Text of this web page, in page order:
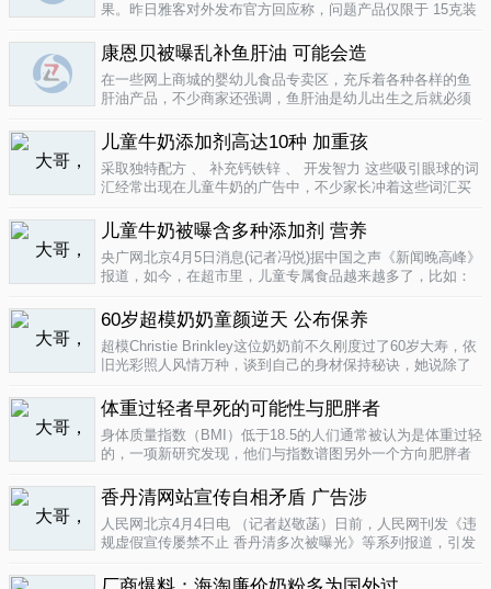
果。昨日雅客对外发布官方回应称，问题产品仅限于 15克装
生产该产品，并将嘉利达明胶原料全部封存。对已上市流通
产品，雅客表示已于3月15..
康恩贝被曝乱补鱼肝油 可能会造
在一些网上商城的婴幼儿食品专卖区，充斥着各种各样的鱼
肝油产品，不少商家还强调，鱼肝油是幼儿出生之后就必须
孩子服用鱼肝油。而实际上，以食品身份出现的鱼肝油是药
品，过量补充会对孩子产生伤害。在..
儿童牛奶添加剂高达10种 加重孩
采取独特配方 、 补充钙铁锌 、 开发智力 这些吸引眼球的词
汇经常出现在儿童牛奶的广告中，不少家长冲着这些词汇买
示，孩子应该尽量少喝。超市儿童牛奶添加剂高达10种昨
天，重庆晨报记者在杨家坪..
儿童牛奶被曝含多种添加剂 营养
央广网北京4月5日消息(记者冯悦)据中国之声《新闻晚高峰》
报道，如今，在超市里，儿童专属食品越来越多了，比如：
非常独特，因此，备受孩子们和家长的喜爱。然而，一些营
养专家指出，儿童牛奶比普通..
60岁超模奶奶童颜逆天 公布保养
超模Christie Brinkley这位奶奶前不久刚度过了60岁大寿，依
旧光彩照人风情万种，谈到自己的身材保持秘诀，她说除了
外，从12岁开始她就是个素食主义者，早餐吃燕麦粥加果
酱，午餐豆子..
体重过轻者早死的可能性与肥胖者
身体质量指数（BMI）低于18.5的人们通常被认为是体重过轻
的，一项新研究发现，他们与指数谱图另外一个方向肥胖者
（如果是粗略的）整体健康指标的可靠性。这个测量值反映
一个人的高度与重量的比..
香丹清网站宣传自相矛盾 广告涉
人民网北京4月4日电 （记者赵敬菡）日前，人民网刊发《违
规虚假宣传屡禁不止 香丹清多次被曝光》等系列报道，引发
官方销售网站存在备案信息不明、涉嫌违规发布广告、宣传